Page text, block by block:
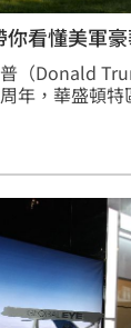
看懂美軍
（Donald
年，華盛頓特
傘降落至白宮
禮中展現美